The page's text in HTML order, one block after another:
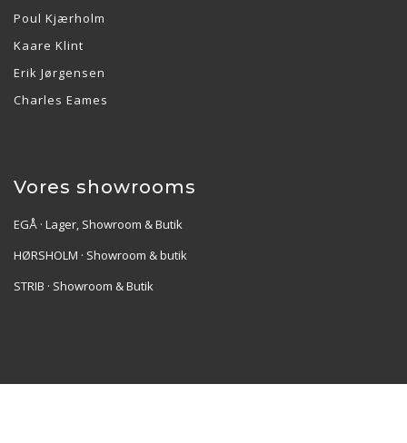
Poul Kjærholm
Kaare Klint
Erik Jørgensen
Charles Eames
Vores showrooms
EGÅ · Lager, Showroom & Butik
HØRSHOLM · Showroom & butik
STRIB · Showroom & Butik